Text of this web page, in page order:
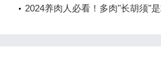
盆+晒出粉橙包子脸
2024养肉人必看！多肉"长胡须"